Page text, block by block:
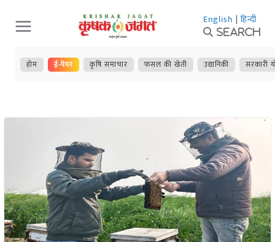
Skip
to
content
English | हिन्दी
Search
होम ई-पेपर कृषि समाचार फसल की खेती उद्यानिकी सरकारी